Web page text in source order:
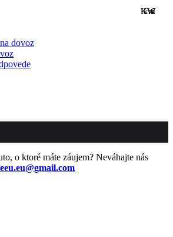
dovoz
o ktoré máte záujem? Neváhajte nás
€
km
KW
KW